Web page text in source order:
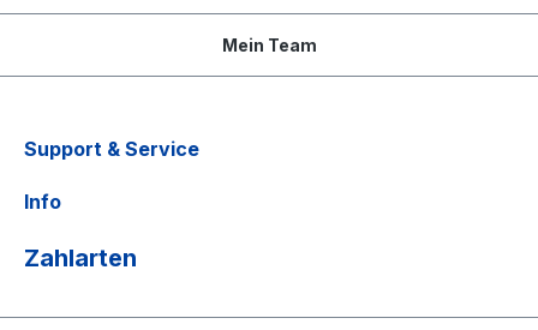
Mein Team
Support & Service
Info
Zahlarten